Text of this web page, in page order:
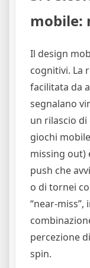
mobile:
Il design
cognitivi. La
facilitata da
segnalano
un rilascio
giochi
missing
push che
o di tornei
percezione
spin.